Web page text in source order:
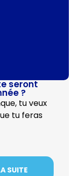
seront
?
tu veux
tu feras
SUITE